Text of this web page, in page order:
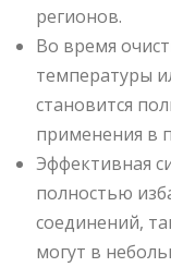
регионов.
Во время
температуры
становится
применения в
Эффективная
полностью
соединений,
могут в